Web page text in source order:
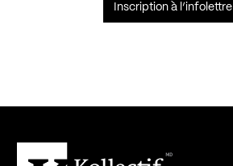
Inscription à l’infolettre